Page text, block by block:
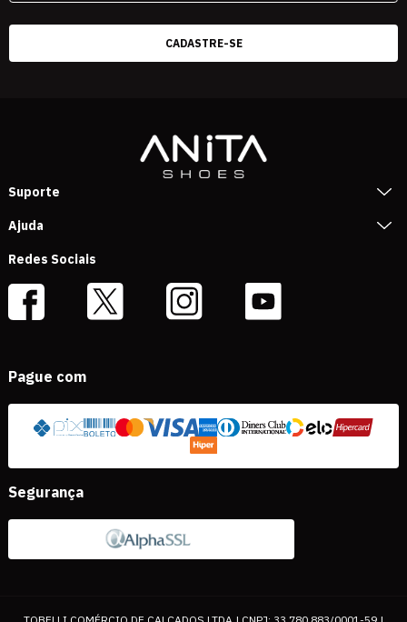
Suporte
Ajuda
Redes Sociais
Pague com
Segurança